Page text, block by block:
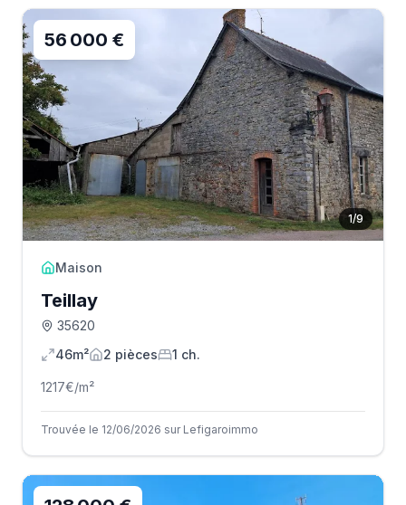
1/9
56 000 €
Maison
Teillay
35620
46m²
2 pièces 1 ch.
1217€/m²
Trouvée le 12/06/2026 sur Lefigaroimmo